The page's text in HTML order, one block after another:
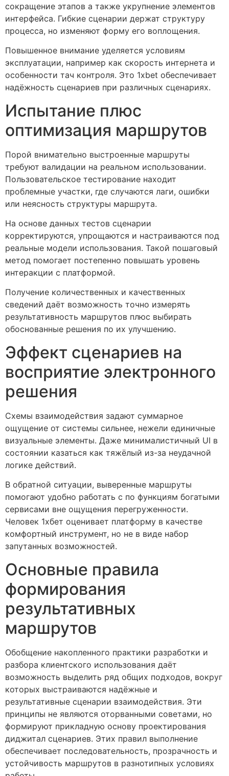
сокращение этапов а также укрупнение элементов
интерфейса. Гибкие сценарии держат структуру
процесса, но изменяют форму его воплощения.
Повышенное внимание уделяется условиям
эксплуатации, например как скорость интернета и
особенности тач контроля. Это 1xbet обеспечивает
надёжность сценариев при различных сценариях.
Испытание плюс
оптимизация маршрутов
Порой внимательно выстроенные маршруты
требуют валидации на реальном использовании.
Пользовательское тестирование находит
проблемные участки, где случаются лаги, ошибки
или неясность структуры маршрута.
На основе данных тестов сценарии
корректируются, упрощаются и настраиваются под
реальные модели использования. Такой пошаговый
метод помогает постепенно повышать уровень
интеракции с платформой.
Получение количественных и качественных
сведений даёт возможность точно измерять
результативность маршрутов плюс выбирать
обоснованные решения по их улучшению.
Эффект сценариев на
восприятие электронного
решения
Схемы взаимодействия задают суммарное
ощущение от системы сильнее, нежели единичные
визуальные элементы. Даже минималистичный UI в
состоянии казаться как тяжёлый из-за неудачной
логике действий.
В обратной ситуации, выверенные маршруты
помогают удобно работать с по функциям богатыми
сервисами вне ощущения перегруженности.
Человек 1хбет оценивает платформу в качестве
комфортный инструмент, но не в виде набор
запутанных возможностей.
Основные правила
формирования
результативных
маршрутов
Обобщение накопленного практики разработки и
разбора клиентского использования даёт
возможность выделить ряд общих подходов, вокруг
которых выстраиваются надёжные и
результативные сценарии взаимодействия. Эти
принципы не являются оторванными советами, но
формируют прикладную основу проектирования
диджитал сценариев. Этих правил выполнение
обеспечивает последовательность, прозрачность и
устойчивость маршрутов в разнотипных условиях